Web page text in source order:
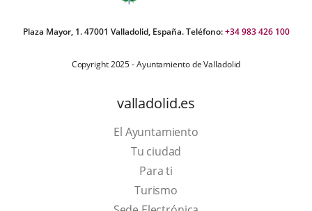
Plaza Mayor, 1. 47001 Valladolid, España. Teléfono:+34 983 426 100
Copyright 2025 - Ayuntamiento de Valladolid
valladolid.es
El Ayuntamiento
Tu ciudad
Para ti
TurismoThis